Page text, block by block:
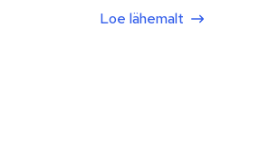
Loe lähemalt